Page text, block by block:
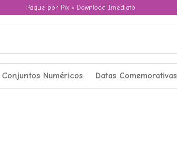
Pague por Pix • Download Imediato
Conjuntos Numéricos Datas Comemorativas